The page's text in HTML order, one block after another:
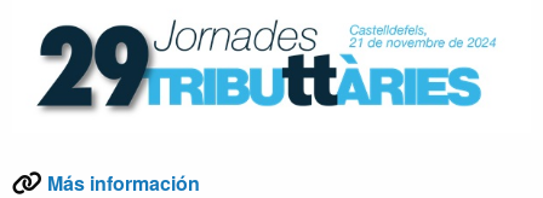
Más información